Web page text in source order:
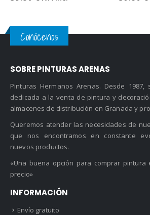
Conócenos
SOBRE PINTURAS ARENAS
Pinturas Hermanos Arenas. Desde 1987,
dedicada a la venta de pintura y
almacenes de distribución en Granada y
Queremos atender las necesidades de
que nos encontramos en constante
nuevos productos.
«Una buena opción para comprar pintura
precio»
INFORMACIÓN
Envío gratuito